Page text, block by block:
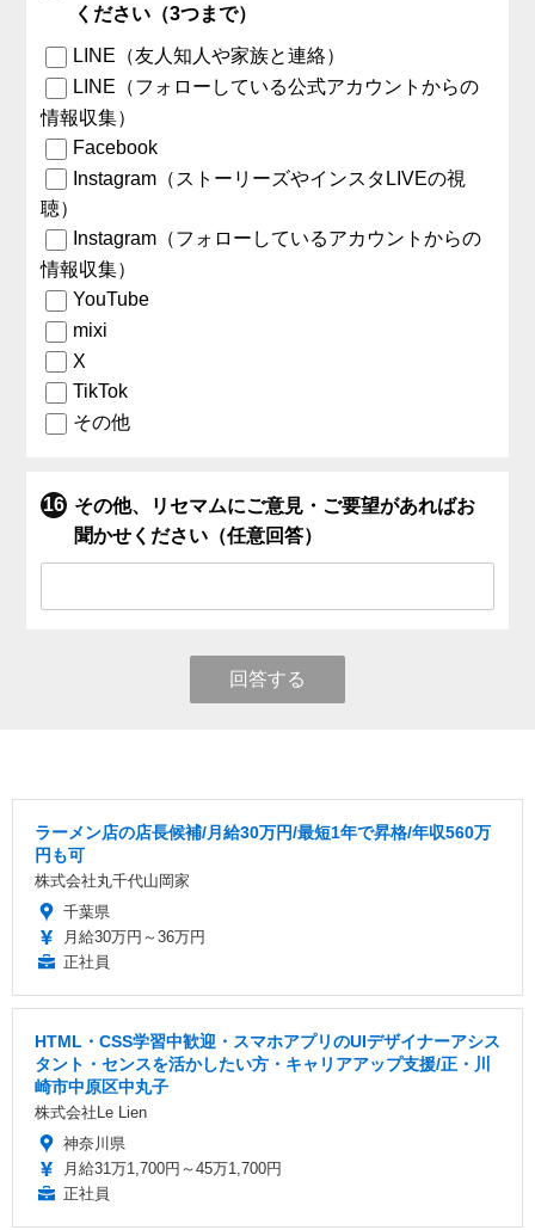
ください（3つまで）
LINE（友人知人や家族と連絡）
LINE（フォローしている公式アカウントからの
情報収集）
Facebook
Instagram（ストーリーズやインスタLIVEの視
聴）
Instagram（フォローしているアカウントからの
情報収集）
YouTube
mixi
X
TikTok
その他
その他、リセマムにご意見・ご要望があればお
聞かせください（任意回答）
回答する
ラーメン店の店長候補/月給30万円/最短1年で昇格/年収560万
円も可
株式会社丸千代山岡家
千葉県
月給30万円～36万円
正社員
HTML・CSS学習中歓迎・スマホアプリのUIデザイナーアシス
タント・センスを活かしたい方・キャリアアップ支援/正・川
崎市中原区中丸子
株式会社Le Lien
神奈川県
月給31万1,700円～45万1,700円
正社員